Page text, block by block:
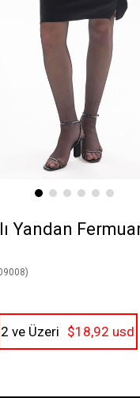
Yandan
2 ve Üzeri $18,92 usd